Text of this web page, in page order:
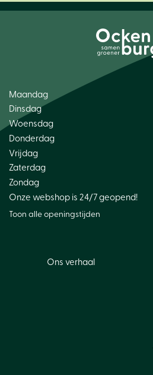
Maandag
Dinsdag
Woensdag
Donderdag
Vrijdag
Zaterdag
Zondag
Onze webshop is 24/7 geopend!
Toon alle openingstijden
Ons verhaal